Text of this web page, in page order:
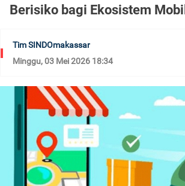
Berisiko bagi Ekosistem
Tim SINDOmakassar
Minggu, 03 Mei 2026 18:34